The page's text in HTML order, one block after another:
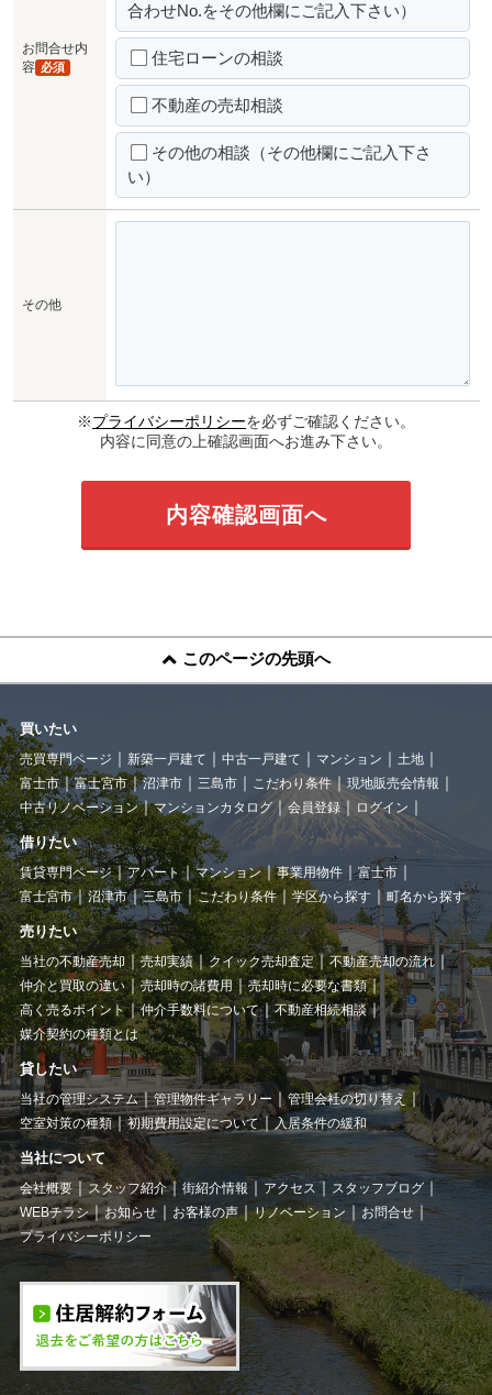
お問合せ内
容 必須
合わせNo.をその他欄にご記入下さい）
住宅ローンの相談
不動産の売却相談
その他の相談（その他欄にご記入下さ
い）
その他
※プライバシーポリシーを必ずご確認ください。
内容に同意の上確認画面へお進み下さい。
このページの先頭へ
買いたい
売買専門ページ 新築一戸建て 中古一戸建て マンション
土地
富士市
富士宮市 沼津市 三島市 こだわり条件
現地販売会情報
中古リノベーション
マンションカタログ 会員登録 ログイン
借りたい
賃貸専門ページ アパート マンション 事業用物件
富士市
富士宮市
沼津市 三島市 こだわり条件 学区から探す 町名から探す
売りたい
当社の不動産売却 売却実績 クイック売却査定
不動産売却の流れ
仲介と買取の違い
売却時の諸費用
売却時に必要な書類
高く売るポイント
仲介手数料について
不動産相続相談
媒介契約の種類とは
貸したい
当社の管理システム 管理物件ギャラリー
管理会社の切り替え
空室対策の種類
初期費用設定について 入居条件の緩和
当社について
会社概要 スタッフ紹介 街紹介情報 アクセス
スタッフブログ
WEBチラシ
お知らせ お客様の声 リノベーション
お問合せ
プライバシーポリシー